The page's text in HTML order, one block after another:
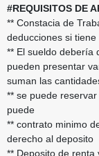
#REQUISITOS DE
** Constacia de
deducciones si tiene
** El sueldo debería
pueden presentar
suman las
** se puede
puede
** contrato minimo
derecho al deposito
** Deposito de